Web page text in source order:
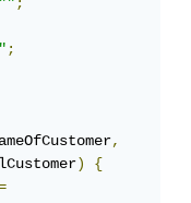
"";
;
,
)
{
=